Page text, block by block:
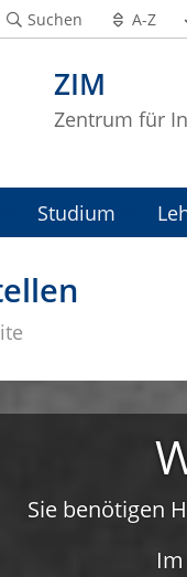
ZIM
Zentrum für
Suchen A-Z
Studium
Sie benötigen